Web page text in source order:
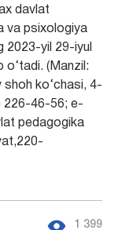
davlat
va psixologiya
2023-yil 29-iyul
o‘tadi. (Manzil:
shoh ko‘chasi, 4-
226-46-56; e-
pedagogika
1 399